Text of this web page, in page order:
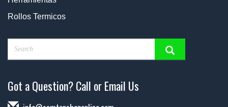
Rollos Termicos
Got a Question? Call or Email Us